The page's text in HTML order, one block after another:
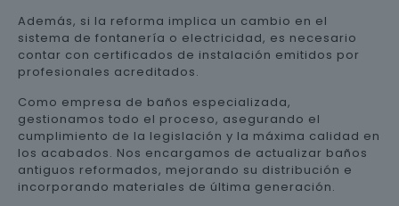
Además, si la reforma implica un cambio en el
sistema de fontanería o electricidad, es necesario
contar con certificados de instalación emitidos por
profesionales acreditados.
Como empresa de baños especializada,
gestionamos todo el proceso, asegurando el
cumplimiento de la legislación y la máxima calidad en
los acabados. Nos encargamos de actualizar baños
antiguos reformados, mejorando su distribución e
incorporando materiales de última generación.